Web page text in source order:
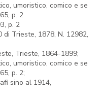
umoristico, comico e se
p. 2
p. 2
Trieste, 1878, N. 12982,
Trieste, 1864-1899;
umoristico, comico e se
p. 2;
sino al 1914,